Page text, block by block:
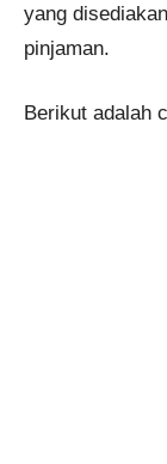
yang
pinjaman.
Berikut adalah